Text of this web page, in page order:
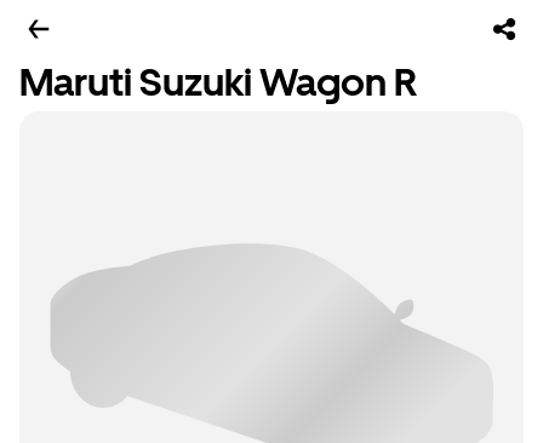
Maruti Suzuki Wagon R